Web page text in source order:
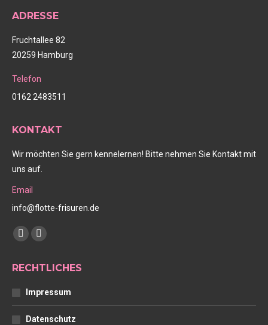
ADRESSE
Fruchtallee 82
20259 Hamburg
Telefon
0162 2483511
KONTAKT
Wir möchten Sie gern kennelernen! Bitte nehmen Sie Kontakt mit
uns auf.
Email
info@flotte-frisuren.de
Finden Sie uns auf:
Facebook
opens
in
window
Instagram
opens
window
RECHTLICHES
Impressum
Datenschutz